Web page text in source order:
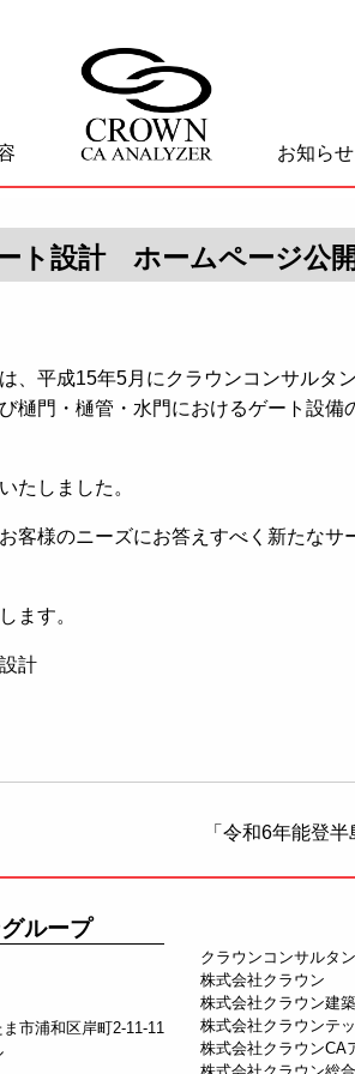
お知らせ
ト設計 ホームページ公
、平成15年5月にクラウンコンサルタ
樋門・樋管・水門におけるゲート設備
たしました。
客様のニーズにお答えすべく新たなサ
ます。
計
「令和6年能登
ループ
市浦和区岸町2-11-11
クラウンコンサルタ
株式会社クラウン
株式会社クラウン建
株式会社クラウンテ
株式会社クラウンCA